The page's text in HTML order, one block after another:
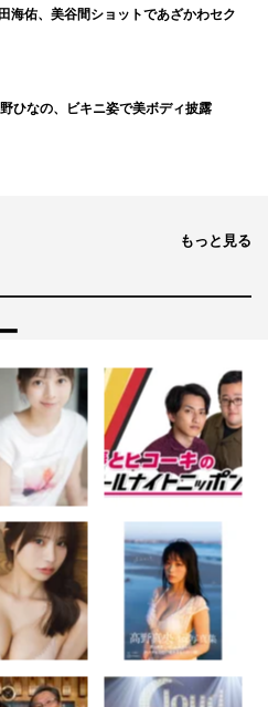
海佑、美谷間ショットであざかわセク
ひなの、ビキニ姿で美ボディ披露
もっと見る